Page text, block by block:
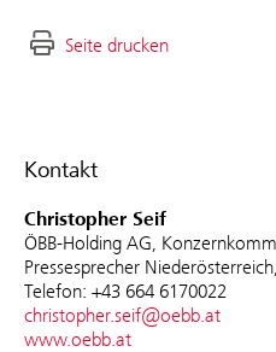
Kontakt
Christopher Seif
ÖBB-Holding AG,
Pressesprecher
Telefon: +43 664 6170022
christopher.seif@oebb.at
www.oebb.at
Seite drucken